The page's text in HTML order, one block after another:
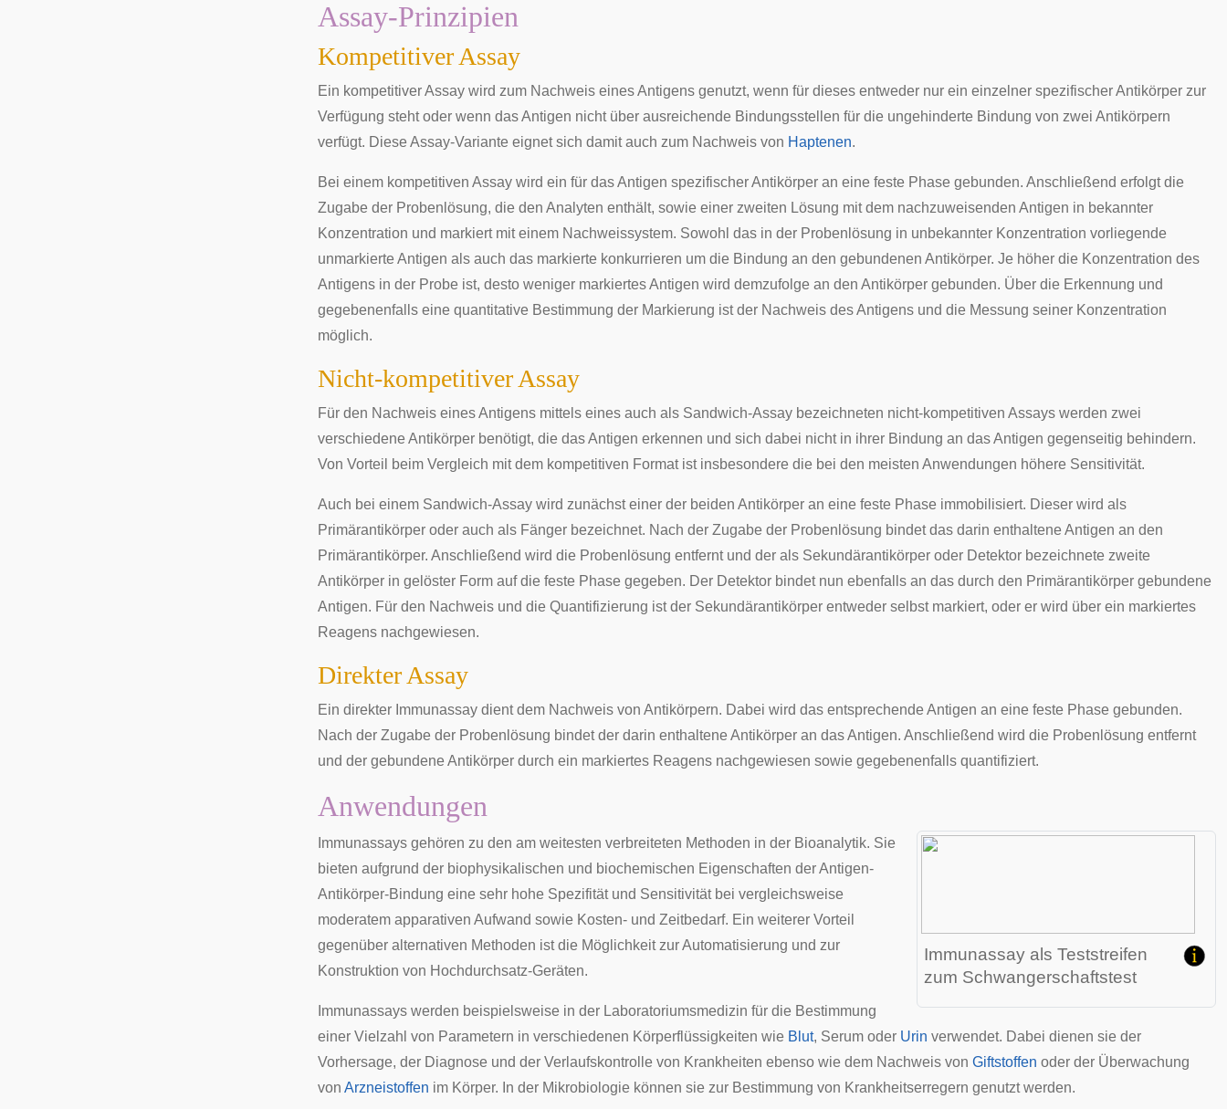
Assay-Prinzipien
Kompetitiver Assay
Ein kompetitiver Assay wird zum Nachweis eines Antigens genutzt, wenn für dieses entweder nur ein einzelner spezifischer Antikörper zur
Verfügung steht oder wenn das Antigen nicht über ausreichende Bindungsstellen für die ungehinderte Bindung von zwei Antikörpern
verfügt. Diese Assay-Variante eignet sich damit auch zum Nachweis von Haptenen.
Bei einem kompetitiven Assay wird ein für das Antigen spezifischer Antikörper an eine feste Phase gebunden. Anschließend erfolgt die
Zugabe der Probenlösung, die den Analyten enthält, sowie einer zweiten Lösung mit dem nachzuweisenden Antigen in bekannter
Konzentration und markiert mit einem Nachweissystem. Sowohl das in der Probenlösung in unbekannter Konzentration vorliegende
unmarkierte Antigen als auch das markierte konkurrieren um die Bindung an den gebundenen Antikörper. Je höher die Konzentration des
Antigens in der Probe ist, desto weniger markiertes Antigen wird demzufolge an den Antikörper gebunden. Über die Erkennung und
gegebenenfalls eine quantitative Bestimmung der Markierung ist der Nachweis des Antigens und die Messung seiner Konzentration
möglich.
Nicht-kompetitiver Assay
Für den Nachweis eines Antigens mittels eines auch als Sandwich-Assay bezeichneten nicht-kompetitiven Assays werden zwei
verschiedene Antikörper benötigt, die das Antigen erkennen und sich dabei nicht in ihrer Bindung an das Antigen gegenseitig behindern.
Von Vorteil beim Vergleich mit dem kompetitiven Format ist insbesondere die bei den meisten Anwendungen höhere Sensitivität.
Auch bei einem Sandwich-Assay wird zunächst einer der beiden Antikörper an eine feste Phase immobilisiert. Dieser wird als
Primärantikörper oder auch als Fänger bezeichnet. Nach der Zugabe der Probenlösung bindet das darin enthaltene Antigen an den
Primärantikörper. Anschließend wird die Probenlösung entfernt und der als Sekundärantikörper oder Detektor bezeichnete zweite
Antikörper in gelöster Form auf die feste Phase gegeben. Der Detektor bindet nun ebenfalls an das durch den Primärantikörper gebundene
Antigen. Für den Nachweis und die Quantifizierung ist der Sekundärantikörper entweder selbst markiert, oder er wird über ein markiertes
Reagens nachgewiesen.
Direkter Assay
Ein direkter Immunassay dient dem Nachweis von Antikörpern. Dabei wird das entsprechende Antigen an eine feste Phase gebunden.
Nach der Zugabe der Probenlösung bindet der darin enthaltene Antikörper an das Antigen. Anschließend wird die Probenlösung entfernt
und der gebundene Antikörper durch ein markiertes Reagens nachgewiesen sowie gegebenenfalls quantifiziert.
Anwendungen
Immunassay als Teststreifen
zum Schwangerschaftstest
Immunassays gehören zu den am weitesten verbreiteten Methoden in der Bioanalytik. Sie
bieten aufgrund der biophysikalischen und biochemischen Eigenschaften der Antigen-
Antikörper-Bindung eine sehr hohe Spezifität und Sensitivität bei vergleichsweise
moderatem apparativen Aufwand sowie Kosten- und Zeitbedarf. Ein weiterer Vorteil
gegenüber alternativen Methoden ist die Möglichkeit zur Automatisierung und zur
Konstruktion von Hochdurchsatz-Geräten.
Immunassays werden beispielsweise in der Laboratoriumsmedizin für die Bestimmung
einer Vielzahl von Parametern in verschiedenen Körperflüssigkeiten wie Blut, Serum oder Urin verwendet. Dabei dienen sie der
Vorhersage, der Diagnose und der Verlaufskontrolle von Krankheiten ebenso wie dem Nachweis von Giftstoffen oder der Überwachung
von Arzneistoffen im Körper. In der Mikrobiologie können sie zur Bestimmung von Krankheitserregern genutzt werden.